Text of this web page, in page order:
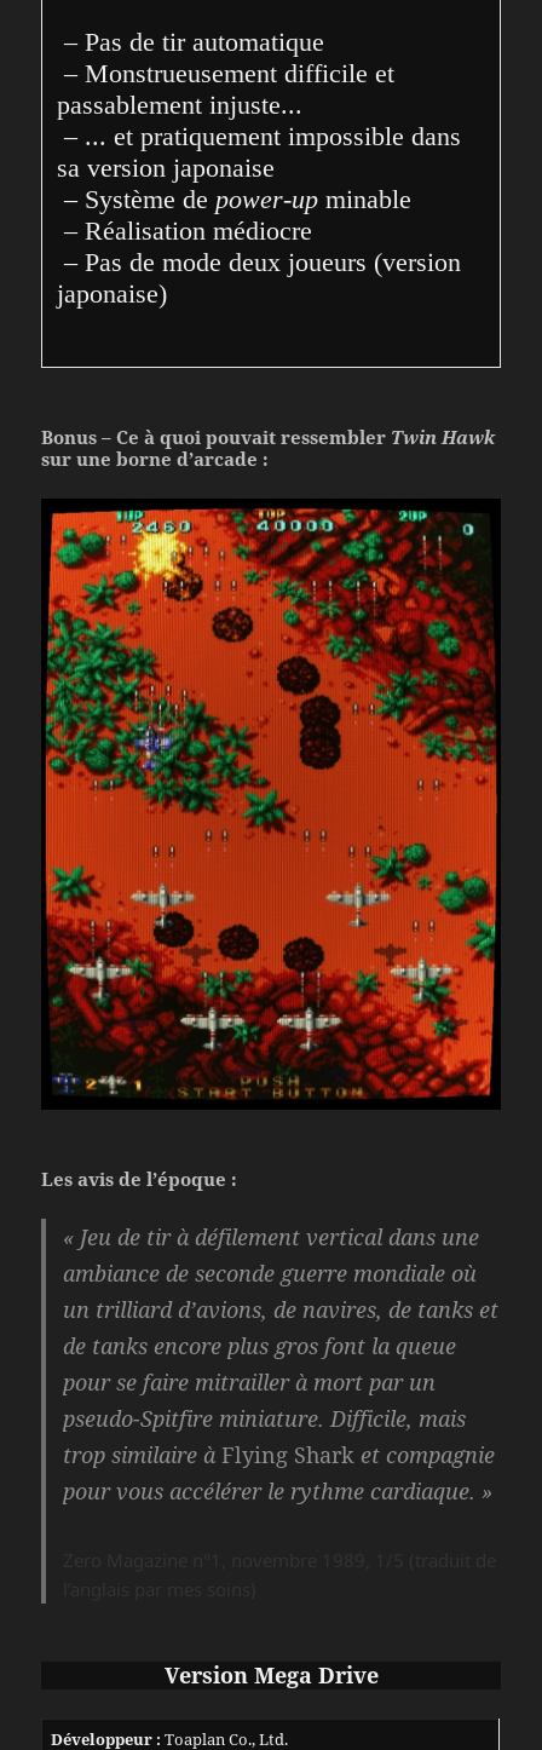
– Pas de tir automatique
– Monstrueusement difficile et
passablement injuste...
– ... et pratiquement impossible dans
sa version japonaise
– Système de power-up minable
– Réalisation médiocre
– Pas de mode deux joueurs (version
japonaise)
Bonus – Ce à quoi pouvait ressembler Twin Hawk
sur une borne d’arcade :
Les avis de l’époque :
« Jeu de tir à défilement vertical dans une
ambiance de seconde guerre mondiale où
un trilliard d’avions, de navires, de tanks et
de tanks encore plus gros font la queue
pour se faire mitrailler à mort par un
pseudo-Spitfire miniature. Difficile, mais
trop similaire àFlying Shark et compagnie
pour vous accélérer le rythme cardiaque. »
Version Mega Drive
Développeur : Toaplan Co., Ltd.